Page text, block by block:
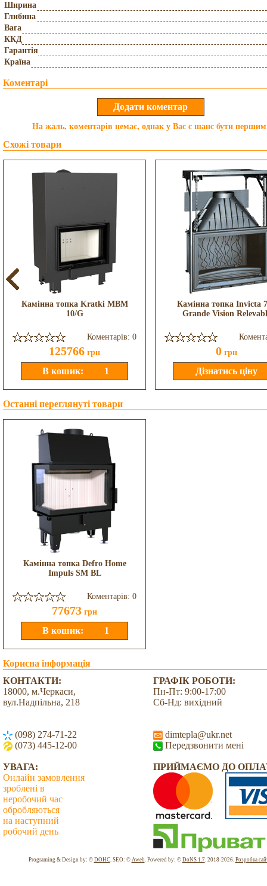
Ширина
Глибина
Вага
ККД
Гарантія
Країна
Коментарі
На жаль, коментарів немає, однак у Вас є шанс бути
Схожі товари
Камінна топка Kratki MBM
10/G
Коментарів: 0
125766 грн
Камінна топка Invicta
Grande Vision
0 грн
Останні переглянуті товари
Камінна топка Defro Home
Impuls SM BL
Коментарів: 0
77673 грн
Корисна інформація
КОНТАКТИ:
18000, м.Черкаси,
вул.Надпільна, 218
(098) 274-71-22
(073) 445-12-00
ГРАФІК РОБОТИ:
Пн-Пт: 9:00-17:00
Сб-Нд: вихідний
dimtepla@ukr.net
Передзвонити мені
УВАГА:
Онлайн замовлення
зроблені в
неробочий час
обробляються
на наступний
робочий день
ПРИЙМАЄМО ДО
Programing & Design by: © DOHC. SEO: © Aweb. Powered by: © DoNS 1.7. 2018-2026. Розробка